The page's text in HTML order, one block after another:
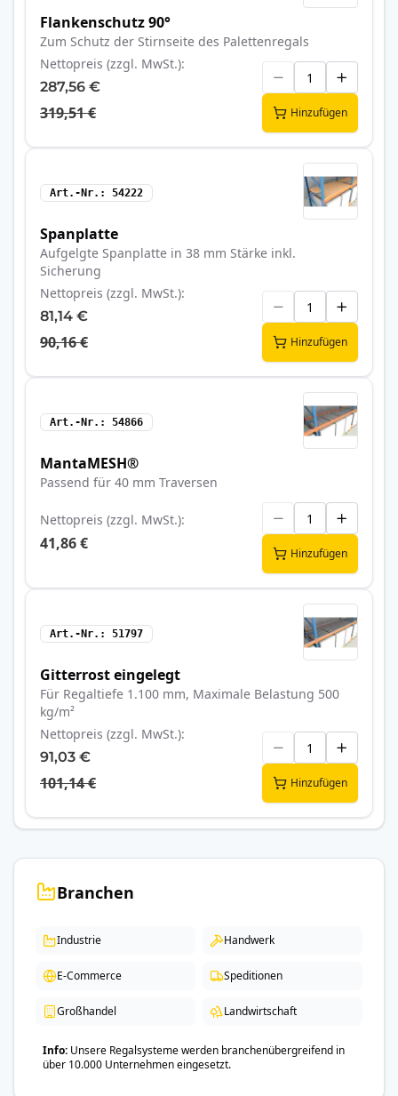
Flankenschutz 90°
Zum Schutz der Stirnseite des Palettenregals
Nettopreis (zzgl. MwSt.)
287,56 €
319,51 € Hinzufügen
Art.-Nr. 54222
Spanplatte
Aufgelgte Spanplatte in 38 mm Stärke inkl.
Sicherung
Nettopreis (zzgl. MwSt.)
81,14 €
90,16 € Hinzufügen
Art.-Nr. 54866
MantaMESH®
Passend für 40 mm Traversen
Nettopreis (zzgl. MwSt.)
41,86 €
Hinzufügen
Art.-Nr. 51797
Gitterrost eingelegt
Für Regaltiefe 1.100 mm, Maximale Belastung 500
kg/m²
Nettopreis (zzgl. MwSt.)
91,03 €
101,14 € Hinzufügen
Branchen
Industrie Handwerk
E-Commerce Speditionen
Großhandel Landwirtschaft
Info Unsere Regalsysteme werden branchenübergreifend in
über 10.000 Unternehmen eingesetzt.